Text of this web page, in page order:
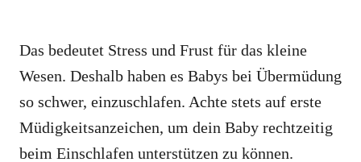
Das bedeutet Stress und Frust für das kleine
Wesen. Deshalb haben es Babys bei Übermüdung
so schwer, einzuschlafen. Achte stets auf erste
Müdigkeitsanzeichen, um dein Baby rechtzeitig
beim Einschlafen unterstützen zu können.